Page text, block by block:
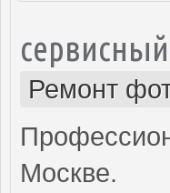
Ремонт
Москве.